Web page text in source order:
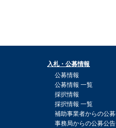
入札・公募情報
公募情報
公募情報 一覧
採択情報
採択情報 一覧
補助事業者からの公
事務局からの公募公告